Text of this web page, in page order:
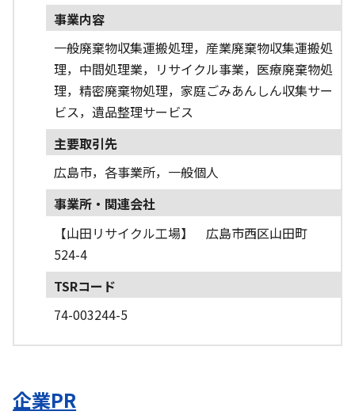
事業内容
一般廃棄物収集運搬処理，産業廃棄物収集運搬処
理，中間処理業，リサイクル事業，医療廃棄物処
理，精密廃棄物処理，家庭ごみあんしん収集サー
ビス，遺品整理サービス
主要取引先
広島市，各事業所，一般個人
事業所・関連会社
【山田リサイクル工場】 広島市西区山田町
524-4
TSRコード
74-003244-5
企業PR